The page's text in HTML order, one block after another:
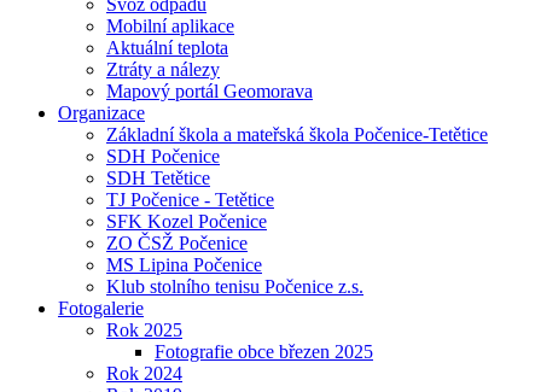
Svoz odpadů
Mobilní aplikace
Aktuální teplota
Ztráty a nálezy
Mapový portál Geomorava
Organizace
Základní škola a mateřská škola Počenice-Tetětice
SDH Počenice
SDH Tetětice
TJ Počenice - Tetětice
SFK Kozel Počenice
ZO ČSŽ Počenice
MS Lipina Počenice
Klub stolního tenisu Počenice z.s.
Fotogalerie
Rok 2025
Fotografie obce březen 2025
Rok 2024